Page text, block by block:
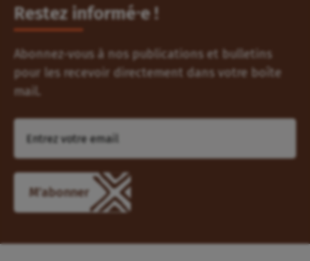
Restez informé⸱e !
Abonnez-vous à nos publications et bulletins
pour les recevoir directement dans votre boîte
mail.
M'abonner